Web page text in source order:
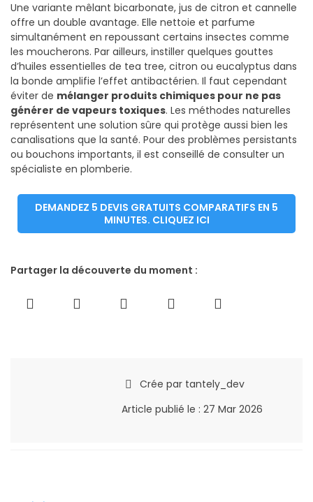
Une variante mêlant bicarbonate, jus de citron et cannelle
offre un double avantage. Elle nettoie et parfume
simultanément en repoussant certains insectes comme
les moucherons. Par ailleurs, instiller quelques gouttes
d’huiles essentielles de tea tree, citron ou eucalyptus dans
la bonde amplifie l’effet antibactérien. Il faut cependant
éviter de mélanger produits chimiques pour ne pas
générer de vapeurs toxiques. Les méthodes naturelles
représentent une solution sûre qui protège aussi bien les
canalisations que la santé. Pour des problèmes persistants
ou bouchons importants, il est conseillé de consulter un
spécialiste en plomberie.
DEMANDEZ 5 DEVIS GRATUITS COMPARATIFS EN 5
MINUTES. CLIQUEZ ICI
Partager la découverte du moment :
Crée par tantely_dev
Article publié le : 27 Mar 2026